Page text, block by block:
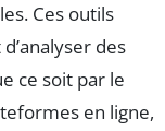
Ces outils
des
ce soit par le
en ligne,